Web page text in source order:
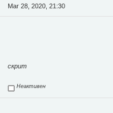
Mar 28, 2020, 21:30
скрит
Неактивен